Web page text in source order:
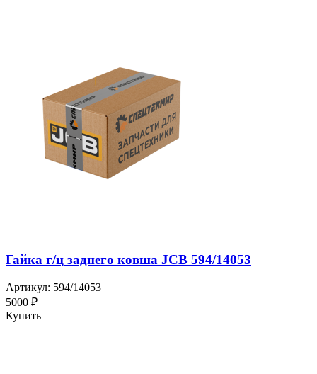
Гайка г/ц заднего ковша JCB 594/14053
Артикул: 594/14053
5000 ₽
Купить